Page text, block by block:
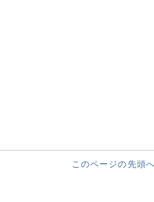
このページの先頭へ